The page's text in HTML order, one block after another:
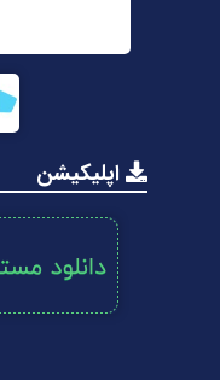
اپلیکیشن